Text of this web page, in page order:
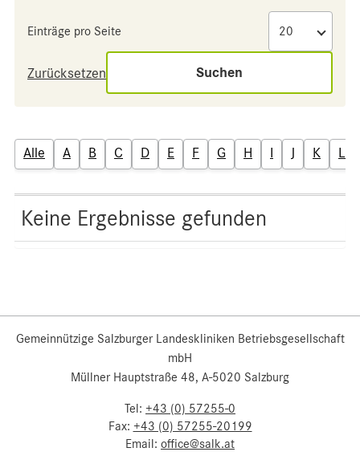
Einträge pro Seite
Zurücksetzen Suchen
Alle A B C D E F G H I J K L
Keine Ergebnisse gefunden
Gemeinnützige Salzburger Landeskliniken Betriebsgesellschaft
mbH
Müllner Hauptstraße 48, A-5020 Salzburg
Tel: +43 (0) 57255-0
Fax: +43 (0) 57255-20199
Email: office@salk.at